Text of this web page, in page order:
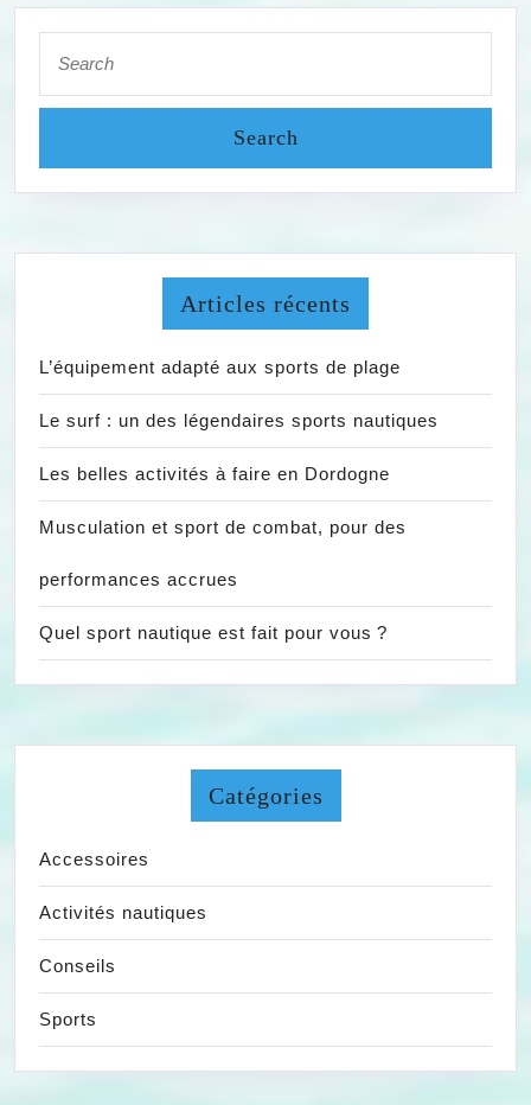
for:
Articles récents
L’équipement adapté aux sports de plage
Le surf : un des légendaires sports nautiques
Les belles activités à faire en Dordogne
Musculation et sport de combat, pour des
performances accrues
Quel sport nautique est fait pour vous ?
Catégories
Accessoires
Activités nautiques
Conseils
Sports